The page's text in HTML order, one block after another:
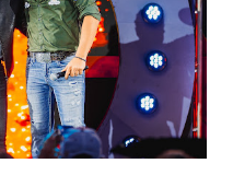
no ano passado. O
vez seu compromisso
por 1 kg de alimento